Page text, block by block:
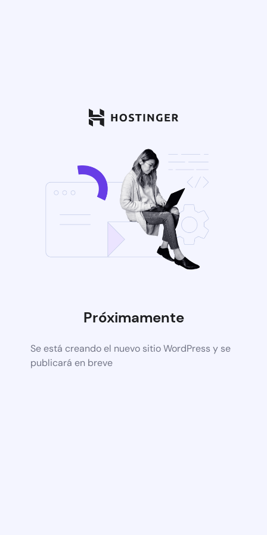
Próximamente
Se está creando el nuevo sitio WordPress y se
publicará en breve